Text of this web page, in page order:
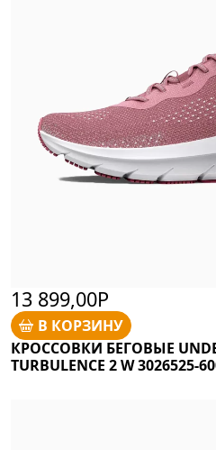
13 899,00Р
В КОРЗИНУ
КРОССОВКИ БЕГОВЫЕ
TURBULENCE 2 W 3026525-